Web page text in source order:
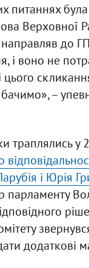
питаннях
Верховної
до
і воно не
цього
–
траплялись у
і Юрія
парламенту
додаткові